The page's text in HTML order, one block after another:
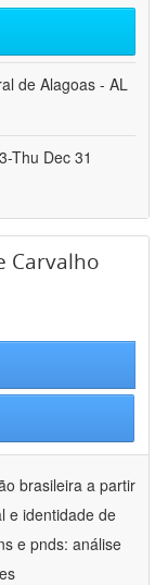
de Alagoas - AL
Thu Dec 31
Carvalho
brasileira a partir
e identidade de
e pnds: análise